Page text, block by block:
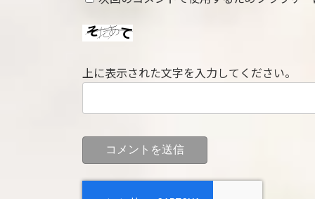
上に表示された文字を入力してください。